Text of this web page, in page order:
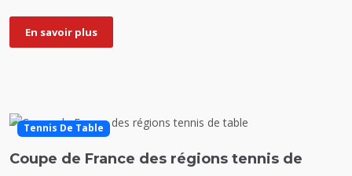
En savoir plus
Tennis De Table
Coupe de France des régions tennis de